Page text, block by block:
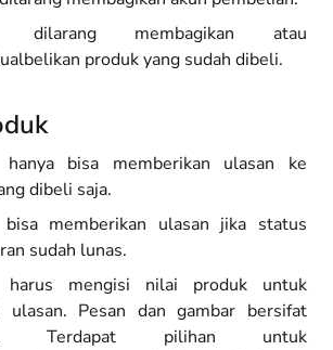
dilarang membagikan atau
produk yang sudah dibeli.
hanya bisa memberikan ulasan ke
dibeli saja.
bisa memberikan ulasan jika status
sudah lunas.
harus mengisi nilai produk untuk
ulasan. Pesan dan gambar bersifat
Terdapat pilihan untuk